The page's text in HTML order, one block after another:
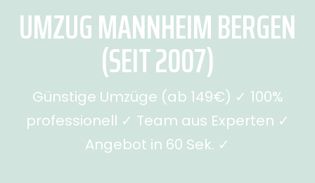
UMZUG MANNHEIM BERGEN
(SEIT 2007)
Günstige Umzüge (ab 149€) ✓ 100%
professionell ✓ Team aus Experten ✓
Angebot in 60 Sek. ✓